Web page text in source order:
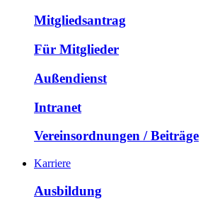
Mitgliedsantrag
Für Mitglieder
Außendienst
Intranet
Vereinsordnungen / Beiträge
Karriere
Ausbildung